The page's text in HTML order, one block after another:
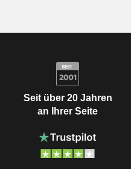
Seit über 20 Jahren
an Ihrer Seite